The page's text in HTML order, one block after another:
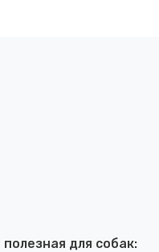
для собак: